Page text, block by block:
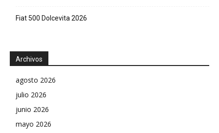
Fiat 500 Dolcevita 2026
Archivos
agosto 2026
julio 2026
junio 2026
mayo 2026